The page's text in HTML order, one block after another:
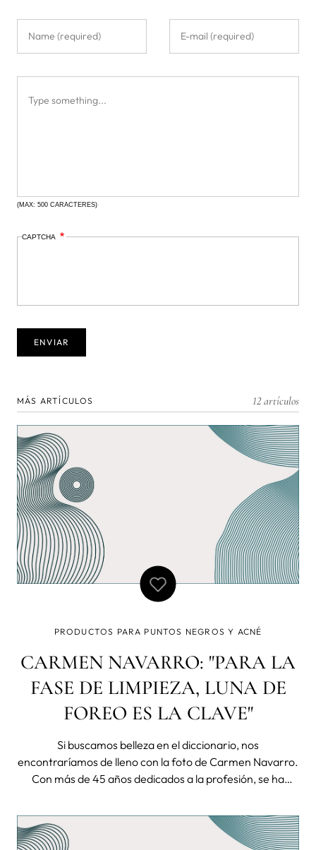
(MAX: 500 CARACTERES)
CAPTCHA
MÁS ARTÍCULOS 12 artículos
PRODUCTOS PARA PUNTOS NEGROS Y ACNÉ
CARMEN NAVARRO: "PARA LA
FASE DE LIMPIEZA, LUNA DE
FOREO ES LA CLAVE"
Si buscamos belleza en el diccionario, nos
encontraríamos de lleno con la foto de Carmen Navarro.
Con más de 45 años dedicados a la profesión, se ha
una mujer emprendedora, pionera, curiosa y con ganas
de aprender y de trabajar con las úl